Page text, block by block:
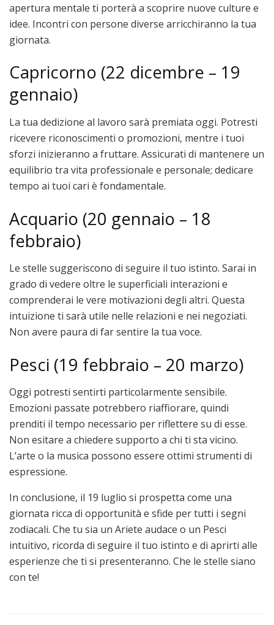
apertura mentale ti porterà a scoprire nuove culture e
idee. Incontri con persone diverse arricchiranno la tua
giornata.
Capricorno (22 dicembre – 19
gennaio)
La tua dedizione al lavoro sarà premiata oggi. Potresti
ricevere riconoscimenti o promozioni, mentre i tuoi
sforzi inizieranno a fruttare. Assicurati di mantenere un
equilibrio tra vita professionale e personale; dedicare
tempo ai tuoi cari è fondamentale.
Acquario (20 gennaio – 18
febbraio)
Le stelle suggeriscono di seguire il tuo istinto. Sarai in
grado di vedere oltre le superficiali interazioni e
comprenderai le vere motivazioni degli altri. Questa
intuizione ti sarà utile nelle relazioni e nei negoziati.
Non avere paura di far sentire la tua voce.
Pesci (19 febbraio – 20 marzo)
Oggi potresti sentirti particolarmente sensibile.
Emozioni passate potrebbero riaffiorare, quindi
prenditi il tempo necessario per riflettere su di esse.
Non esitare a chiedere supporto a chi ti sta vicino.
L’arte o la musica possono essere ottimi strumenti di
espressione.
In conclusione, il 19 luglio si prospetta come una
giornata ricca di opportunità e sfide per tutti i segni
zodiacali. Che tu sia un Ariete audace o un Pesci
intuitivo, ricorda di seguire il tuo istinto e di aprirti alle
esperienze che ti si presenteranno. Che le stelle siano
con te!